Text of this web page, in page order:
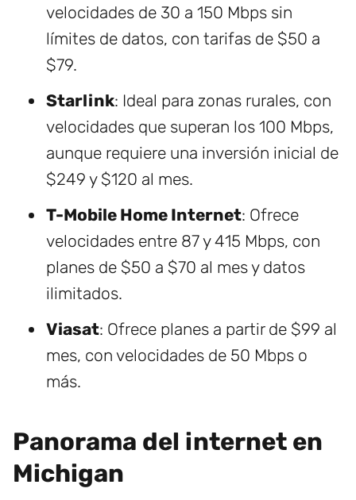
velocidades de 30 a 150 Mbps sin
límites de datos, con tarifas de $50 a
$79.
Starlink: Ideal para zonas rurales, con
velocidades que superan los 100 Mbps,
aunque requiere una inversión inicial de
$249 y $120 al mes.
T-Mobile Home Internet: Ofrece
velocidades entre 87 y 415 Mbps, con
planes de $50 a $70 al mes y datos
ilimitados.
Viasat: Ofrece planes a partir de $99 al
mes, con velocidades de 50 Mbps o
más.
Panorama del internet en
Michigan